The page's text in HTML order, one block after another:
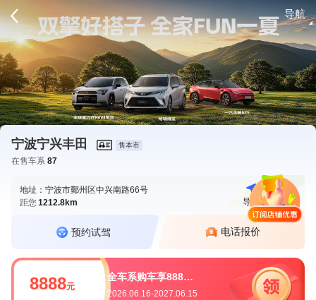
导航
宁波宁兴丰田 售本市
在售车系 87
地址：宁波市鄞州区中兴南路66号
距您1212.8km 导航 电话
预约试驾 电话报价
8888元
全车系购车享8888大礼包
2026.06.16-2027.06.15
请登录